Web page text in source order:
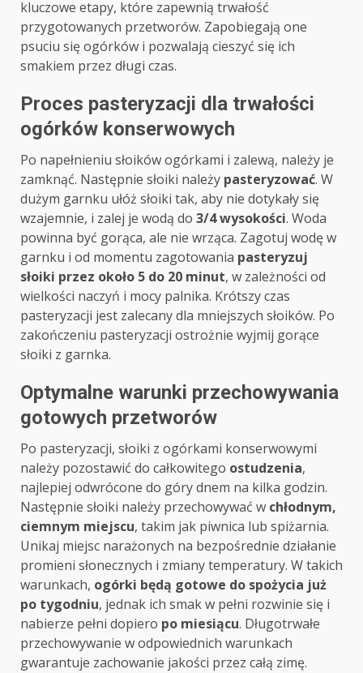
kluczowe etapy, które zapewnią trwałość
przygotowanych przetworów. Zapobiegają one
psuciu się ogórków i pozwalają cieszyć się ich
smakiem przez długi czas.
Proces pasteryzacji dla trwałości
ogórków konserwowych
Po napełnieniu słoików ogórkami i zalewą, należy je
zamknąć. Następnie słoiki należy pasteryzować. W
dużym garnku ułóż słoiki tak, aby nie dotykały się
wzajemnie, i zalej je wodą do 3/4 wysokości. Woda
powinna być gorąca, ale nie wrząca. Zagotuj wodę w
garnku i od momentu zagotowania pasteryzuj
słoiki przez około 5 do 20 minut, w zależności od
wielkości naczyń i mocy palnika. Krótszy czas
pasteryzacji jest zalecany dla mniejszych słoików. Po
zakończeniu pasteryzacji ostrożnie wyjmij gorące
słoiki z garnka.
Optymalne warunki przechowywania
gotowych przetworów
Po pasteryzacji, słoiki z ogórkami konserwowymi
należy pozostawić do całkowitego ostudzenia,
najlepiej odwrócone do góry dnem na kilka godzin.
Następnie słoiki należy przechowywać w chłodnym,
ciemnym miejscu, takim jak piwnica lub spiżarnia.
Unikaj miejsc narażonych na bezpośrednie działanie
promieni słonecznych i zmiany temperatury. W takich
warunkach, ogórki będą gotowe do spożycia już
po tygodniu, jednak ich smak w pełni rozwinie się i
nabierze pełni dopiero po miesiącu. Długotrwałe
przechowywanie w odpowiednich warunkach
gwarantuje zachowanie jakości przez całą zimę.